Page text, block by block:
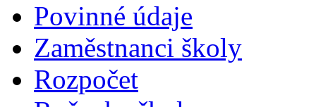
Povinné údaje
Zaměstnanci školy
Rozpočet